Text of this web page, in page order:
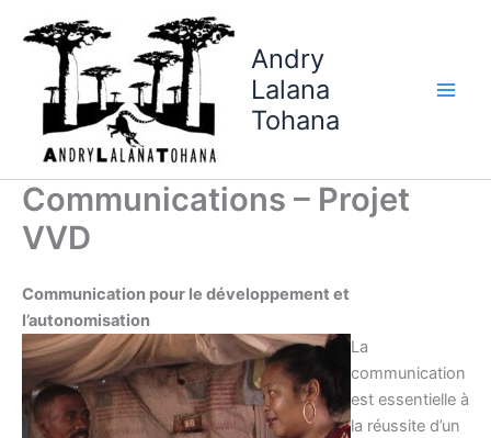
contenu
Andry
Lalana
Tohana
Communications – Projet
VVD
Communication pour le développement et
l’autonomisation
La
communication
est essentielle à
la réussite d’un